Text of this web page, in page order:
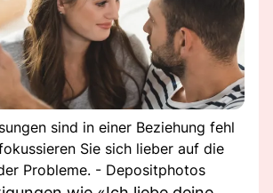
sind in einer Beziehung fehl
Sie sich lieber auf die
Probleme. - Depositphotos